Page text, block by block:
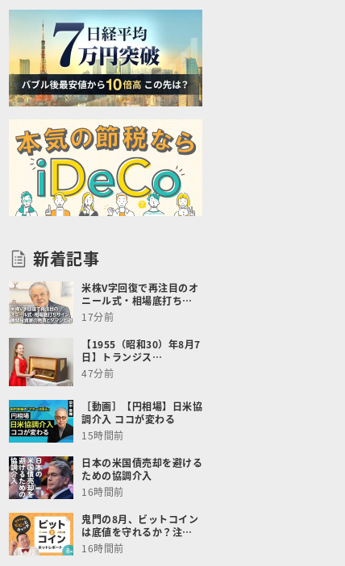
新着記事
米株V字回復で再注目のオ
ニール式・相場底打ち…
17分前
【1955（昭和30）年8月7
日】トランジス…
47分前
［動画］【円相場】日米協
調介入 ココが変わる
15時間前
日本の米国債売却を避ける
ための協調介入
16時間前
鬼門の8月、ビットコイン
は底値を守れるか？注…
16時間前